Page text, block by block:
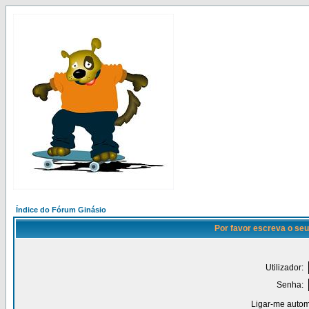
Índice do Fórum Ginásio
Por favor escreva o
Utilizador:
Senha:
Ligar-me